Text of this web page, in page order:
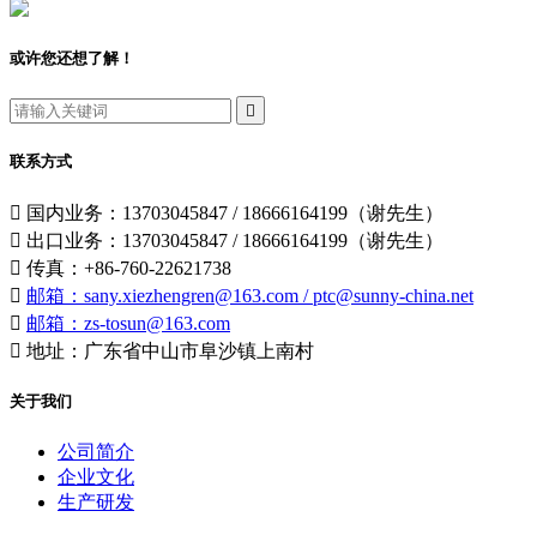
或许您还想了解！

联系方式
 国内业务：13703045847 / 18666164199（谢先生）
 出口业务：13703045847 / 18666164199（谢先生）
 传真：+86-760-22621738
 邮箱：sany.xiezhengren@163.com / ptc@sunny-china.net
 邮箱：zs-tosun@163.com
 地址：广东省中山市阜沙镇上南村
关于我们
公司简介
企业文化
生产研发